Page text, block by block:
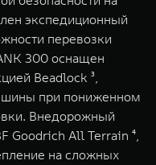
WEY 80
Масштаб
от 8 099
экспедиционный
перевозки
300 оснащен
Beadlock ³,
шины при пониженном
Внедорожный
Goodrich All Terrain ⁴,
на сложных